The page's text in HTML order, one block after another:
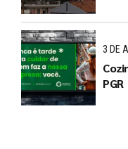
3 DE
PGR